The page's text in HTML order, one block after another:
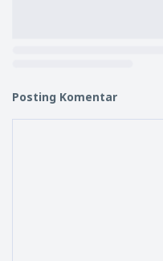
Posting Komentar